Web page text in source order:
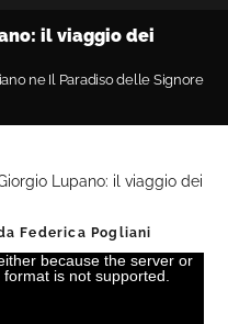
il viaggio dei
ne Il Paradiso delle Signore
Lupano: il viaggio dei
Federica Pogliani
because the server or
is not supported.